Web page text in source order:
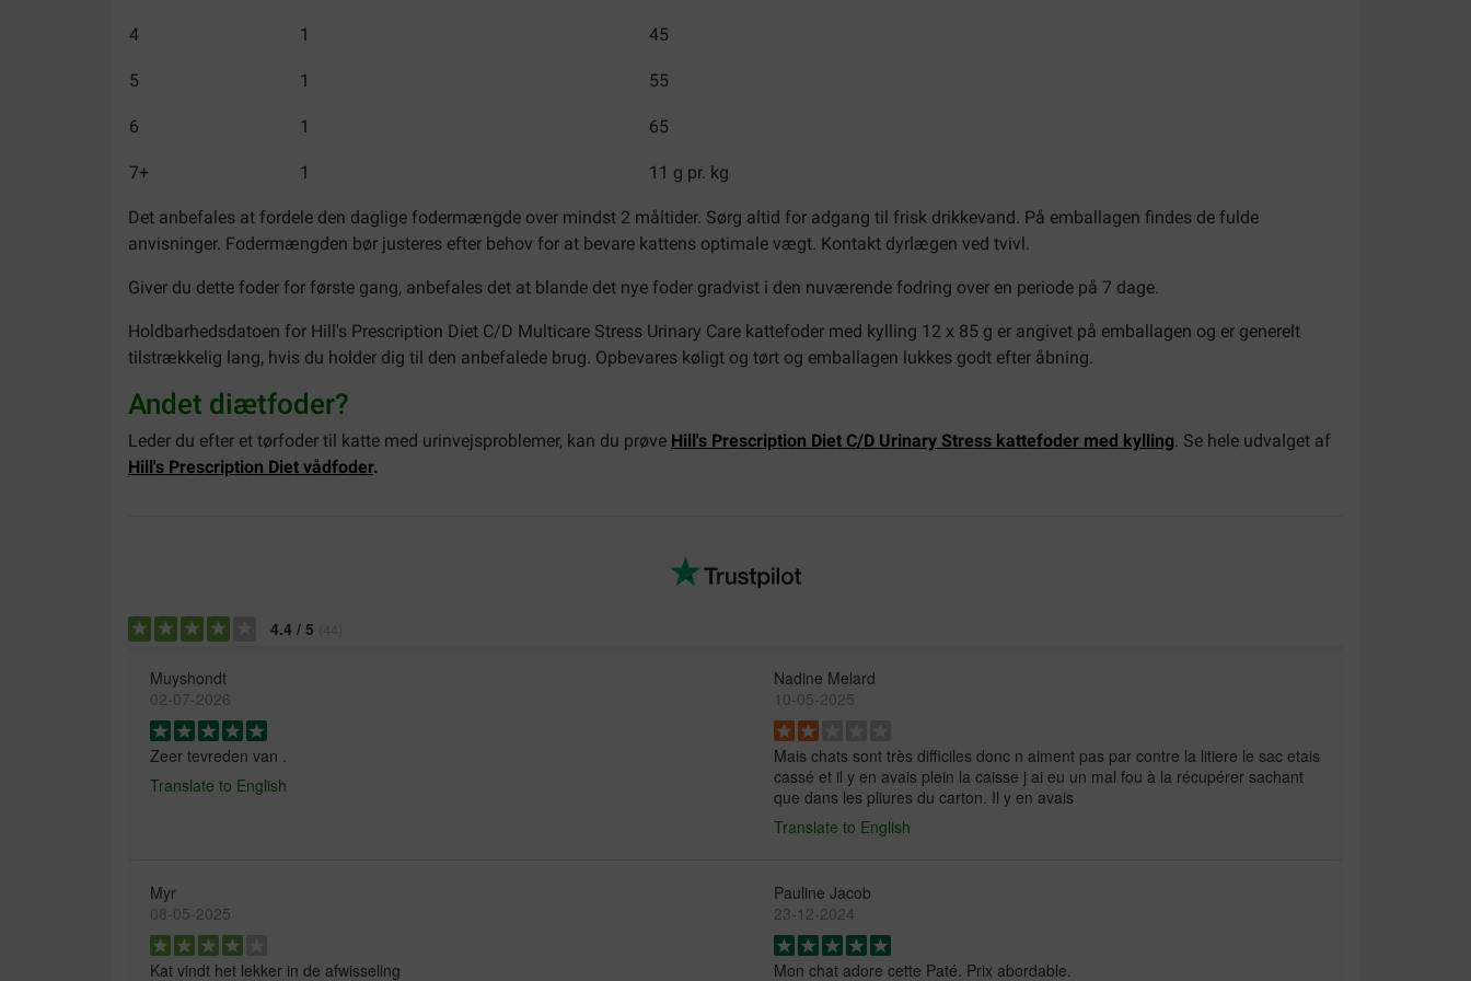
4 1 45
5 1 55
6 1 65
7+ 1 11 g pr. kg
Det anbefales at fordele den daglige fodermængde over mindst 2 måltider. Sørg altid for adgang til frisk drikkevand. På emballagen findes de fulde
anvisninger. Fodermængden bør justeres efter behov for at bevare kattens optimale vægt. Kontakt dyrlægen ved tvivl.
Giver du dette foder for første gang, anbefales det at blande det nye foder gradvist i den nuværende fodring over en periode på 7 dage.
Holdbarhedsdatoen for Hill's Prescription Diet C/D Multicare Stress Urinary Care kattefoder med kylling 12 x 85 g er angivet på emballagen og er generelt
tilstrækkelig lang, hvis du holder dig til den anbefalede brug. Opbevares køligt og tørt og emballagen lukkes godt efter åbning.
Andet diætfoder?
Leder du efter et tørfoder til katte med urinvejsproblemer, kan du prøve Hill's Prescription Diet C/D Urinary Stress kattefoder med kylling. Se hele udvalget af
Hill's Prescription Diet vådfoder.
4.4 / 5
Muyshondt
02-07-2026
Zeer tevreden van .
Translate to English
Nadine Melard
10-05-2025
Mais chats sont très difficiles donc n aiment pas par contre la litiere le sac etais
cassé et il y en avais plein la caisse j ai eu un mal fou à la récupérer sachant
que dans les pliures du carton. Il y en avais
Translate to English
Myr
08-05-2025
Kat vindt het lekker in de afwisseling
Pauline Jacob
23-12-2024
Mon chat adore cette Paté. Prix abordable.